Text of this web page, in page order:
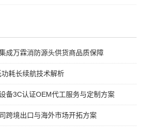
成万霖消防源头供货商品质保障
耗长续航技术解析
备3C认证OEM代工服务与定制方案
跨境出口与海外市场开拓方案